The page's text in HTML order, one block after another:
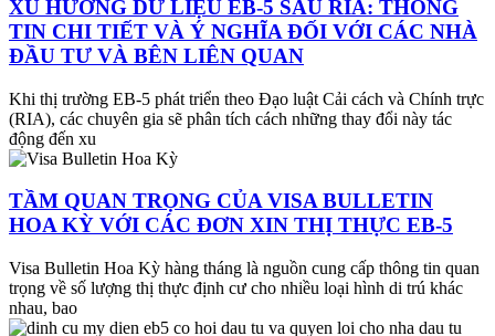
XU HƯỚNG DỮ LIỆU EB-5 SAU RIA: THÔNG
TIN CHI TIẾT VÀ Ý NGHĨA ĐỐI VỚI CÁC NHÀ
ĐẦU TƯ VÀ BÊN LIÊN QUAN
Khi thị trường EB-5 phát triển theo Đạo luật Cải cách và Chính trực
(RIA), các chuyên gia sẽ phân tích cách những thay đổi này tác
động đến xu
TẦM QUAN TRỌNG CỦA VISA BULLETIN
HOA KỲ VỚI CÁC ĐƠN XIN THỊ THỰC EB-5
Visa Bulletin Hoa Kỳ hàng tháng là nguồn cung cấp thông tin quan
trọng về số lượng thị thực định cư cho nhiều loại hình di trú khác
nhau, bao